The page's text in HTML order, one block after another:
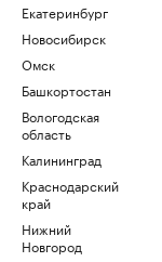
Екатеринбург
Новосибирск
Омск
Башкортостан
Вологодская
область
Калининград
Краснодарский
край
Нижний
Новгород